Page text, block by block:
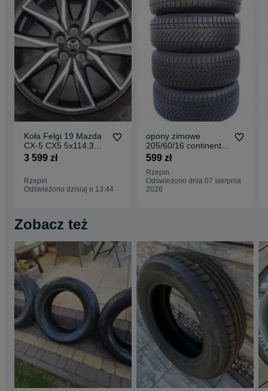
Koła Felgi 19 Mazda
CX-5 CX5 5x114,3
Oryginalne czujniki
3 599 zł
Rzepin
Odświeżono dzisiaj o 13:44
opony zimowe
205/60/16 continental
contiviking 6
599 zł
Rzepin
Odświeżono dnia 07 sierpnia
2026
Zobacz też